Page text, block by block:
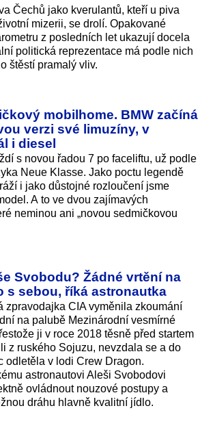
Čechů jako kverulantů, kteří u piva
mizerii, se drolí. Opakované
z posledních let ukazují docela
politická reprezentace má podle nich
štěstí pramalý vliv.
mobilhome. BMW začíná
verzi své limuzíny, v
i diesel
s novou řadou 7 po faceliftu, už podle
Neue Klasse. Jako poctu legendě
i jako důstojné rozloučení jsme
A to ve dvou zajímavých
neminou ani „novou sedmičkovou
Svobodu? Žádné vrtění na
s sebou, říká astronautka
zpravodajka CIA vyměnila zkoumání
na palubě Mezinárodní vesmírné
ji v roce 2018 těsně před startem
z ruského Sojuzu, nevzdala se a do
odletěla v lodi Crew Dragon.
astronautovi Aleši Svobodovi
ovládnout nouzové postupy a
dráhu hlavně kvalitní jídlo.